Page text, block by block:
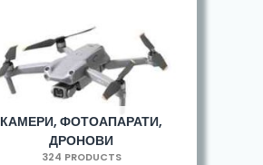
КАМЕРИ, ФОТОАПАРАТИ,
ДРОНОВИ
324 PRODUCTS